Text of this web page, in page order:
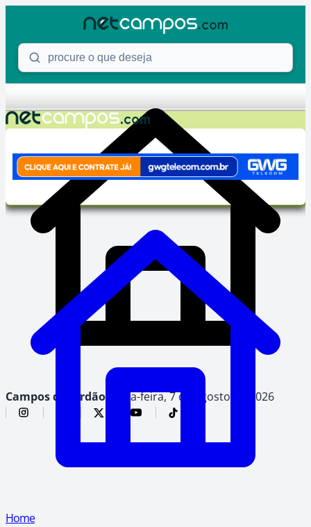
Procure o que deseja
Campos do Jordão, sexta-feira, 7 de agosto de 2026
Home